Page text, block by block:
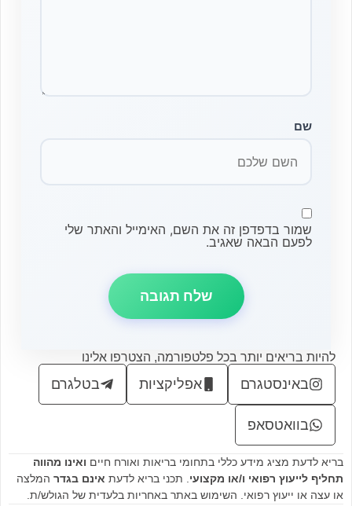
שם
שמור בדפדפן זה את השם, האימייל והאתר שלי
לפעם הבאה שאגיב.
להיות בריאים יותר בכל פלטפורמה, הצטרפו אלינו
באינסטגרם אפליקציות בטלגרם
בוואטסאפ
בריא לדעת מציג מידע כללי בתחומי בריאות ואורח חיים ואינו מהווה
תחליף לייעוץ רפואי ו/או מקצועי . תכני בריא לדעת אינם בגדר המלצה
או עצה או ייעוץ רפואי. השימוש באתר באחריות בלעדית של הגולש/ת.